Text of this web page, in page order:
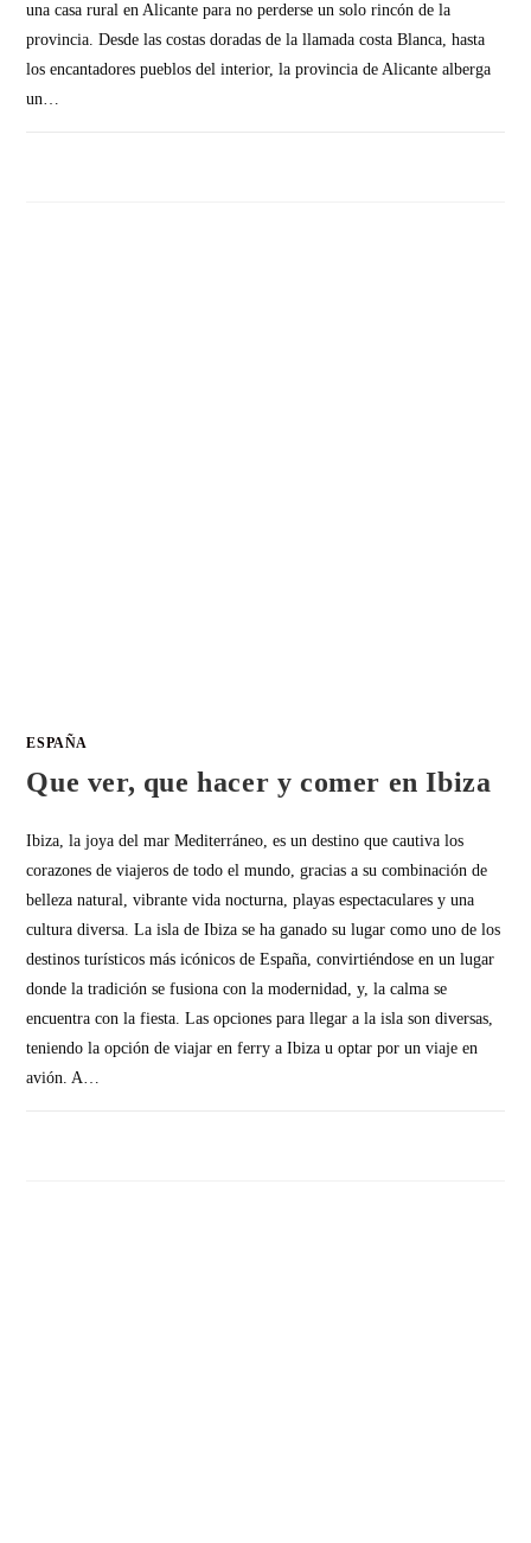
una casa rural en Alicante para no perderse un solo rincón de la
provincia. Desde las costas doradas de la llamada costa Blanca, hasta
los encantadores pueblos del interior, la provincia de Alicante alberga
un…
ESPAÑA
Que ver, que hacer y comer en Ibiza
Ibiza, la joya del mar Mediterráneo, es un destino que cautiva los
corazones de viajeros de todo el mundo, gracias a su combinación de
belleza natural, vibrante vida nocturna, playas espectaculares y una
cultura diversa. La isla de Ibiza se ha ganado su lugar como uno de los
destinos turísticos más icónicos de España, convirtiéndose en un lugar
donde la tradición se fusiona con la modernidad, y, la calma se
encuentra con la fiesta. Las opciones para llegar a la isla son diversas,
teniendo la opción de viajar en ferry a Ibiza u optar por un viaje en
avión. A…